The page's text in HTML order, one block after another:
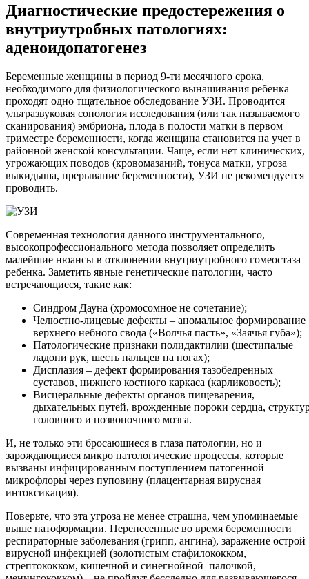
Диагностические предостережения о
внутриутробных патологиях:
аденоидопатогенез
Беременные женщины в период 9-ти месячного срока,
необходимого для физиологического вынашивания ребенка
проходят одно тщательное обследование УЗИ. Проводится
ультразвуковая сонология исследования (или так называемого
сканирования) эмбриона, плода в полости матки в первом
триместре беременности, когда женщина становится на учет в
районной женской консультации. Чаще, если нет клинических,
угрожающих поводов (кровомазаний, тонуса матки, угроза
выкидыша, прерывание беременности), УЗИ не рекомендуется
проводить.
Современная технология данного инструментального,
высокопрофессионального метода позволяет определить
малейшие нюансы в отклонении внутриутробного гомеостаза
ребенка. Заметить явные генетические патологии, часто
встречающиеся, такие как:
Синдром Дауна (хромосомное не сочетание);
Челюстно-лицевые дефекты – аномальное формирование
верхнего небного свода («Волчья пасть», «Заячья губа»);
Патологические признаки полидактилии (шестипалые
ладони рук, шесть пальцев на ногах);
Дисплазия – дефект формирования тазобедренных
суставов, нижнего костного каркаса (карликовость);
Висцеральные дефекты органов пищеварения,
дыхательных путей, врожденные пороки сердца,
головного и позвоночного мозга.
И, не только эти бросающиеся в глаза патологии, но и
зарождающиеся микро патологические процессы, которые
вызваны инфицированным поступлением патогенной
микрофлоры через пуповину (плацентарная вирусная
интоксикация).
Поверьте, что эта угроза не менее страшна, чем упоминаемые
выше патоформации. Перенесенные во время беременности
респираторные заболевания (грипп, ангина), заражение острой
вирусной инфекцией (золотистым стафилококком,
стрептококком, кишечной и синегнойной палочкой,